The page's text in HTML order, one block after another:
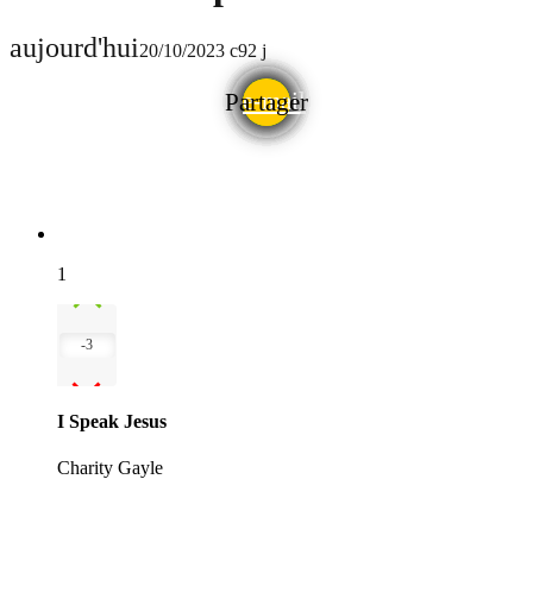
aujourd'hui20/10/2023 92
Partager
e-mail
1
-3
I Speak Jesus
Charity Gayle